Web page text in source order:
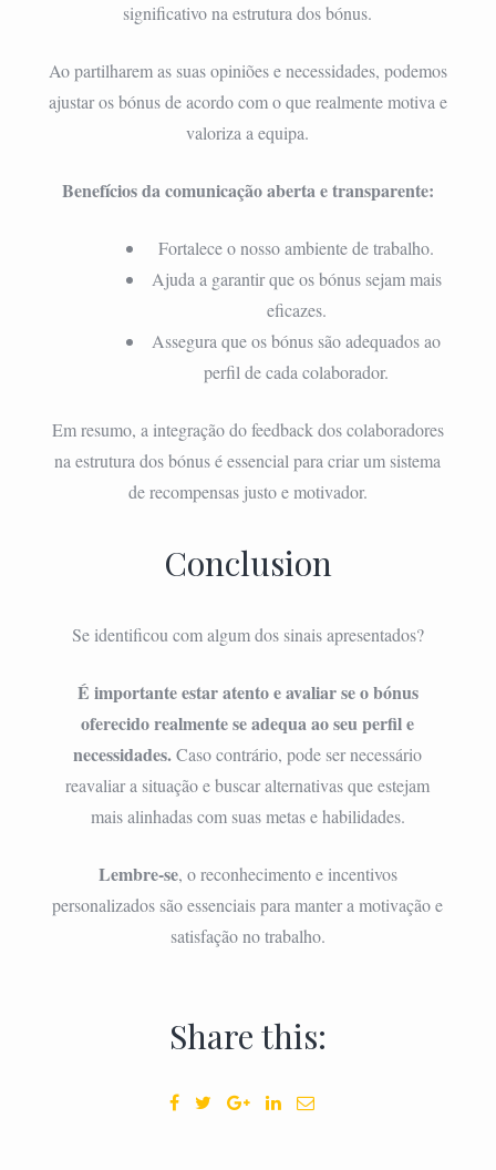
significativo na estrutura dos bónus.
Ao partilharem as suas opiniões e necessidades, podemos
ajustar os bónus de acordo com o que realmente motiva e
valoriza a equipa.
Benefícios da comunicação aberta e transparente:
Fortalece o nosso ambiente de trabalho.
Ajuda a garantir que os bónus sejam mais
eficazes.
Assegura que os bónus são adequados ao
perfil de cada colaborador.
Em resumo, a integração do feedback dos colaboradores
na estrutura dos bónus é essencial para criar um sistema
de recompensas justo e motivador.
Conclusion
Se identificou com algum dos sinais apresentados?
É importante estar atento e avaliar se o bónus
oferecido realmente se adequa ao seu perfil e
necessidades.Caso contrário, pode ser necessário
reavaliar a situação e buscar alternativas que estejam
mais alinhadas com suas metas e habilidades.
Lembre-se, o reconhecimento e incentivos
personalizados são essenciais para manter a motivação e
satisfação no trabalho.
Share this: